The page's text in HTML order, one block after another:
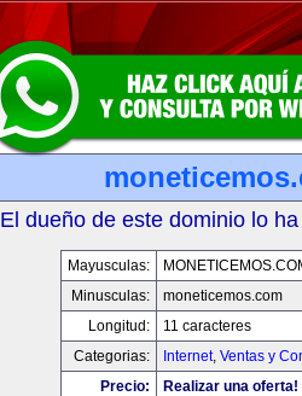
El dueño de este dominio lo
Mayusculas:
Minusculas:
moneticemos.com
Longitud:
11 caracteres
Categorias:
Internet, Ventas y
Precio:
Realizar una oferta!